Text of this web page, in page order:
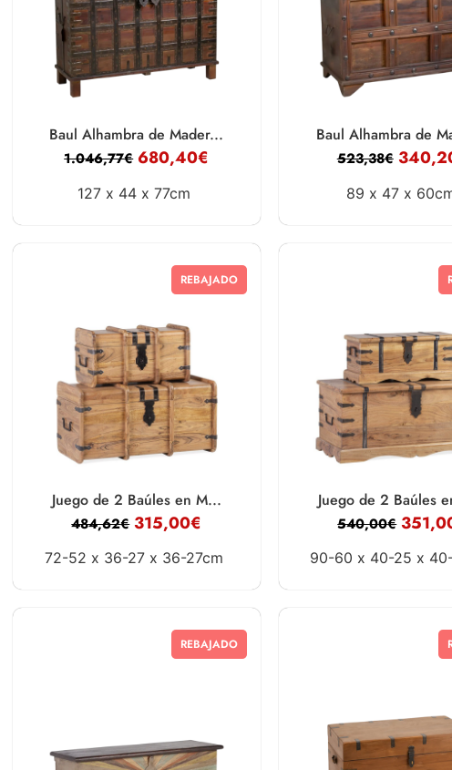
Baul Alhambra de Mader...
1.046,77€ 680,40€
127 x 44 x 77cm
Baul Alhambra de
523,38€
89 x 47 x
REBAJADO
Juego de 2 Baúles en M...
484,62€ 315,00€
72-52 x 36-27 x 36-27cm
Juego de 2 Baúles
540,00€
90-60 x 40-25 x
REBAJADO